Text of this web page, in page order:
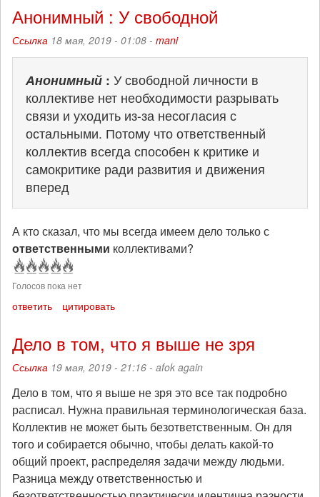
Анонимный : У свободной
Ссылка 18 мая, 2019 - 01:08 - mani
Анонимный: У свободной личности в
коллективе нет необходимости разрывать
связи и уходить из-за несогласия с
остальными. Потому что ответственный
коллектив всегда способен к критике и
самокритике ради развития и движения
вперед
А кто сказал, что мы всегда имеем дело только с
ответственными коллективами?
Голосов пока нет
ответить цитировать
Дело в том, что я выше не зря
Ссылка 19 мая, 2019 - 21:16 - afok again
Дело в том, что я выше не зря это все так подробно
расписал. Нужна правильная терминологическая база.
Коллектив не может быть безответственным. Он для
того и собирается обычно, чтобы делать какой-то
общий проект, распределяя задачи между людьми.
Разница между ответственностью и